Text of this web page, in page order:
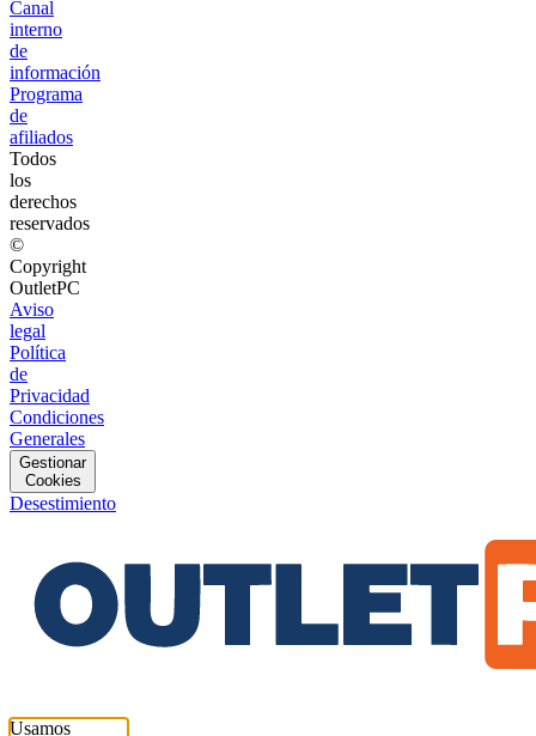
Canal
interno
de
información
Programa
de
afiliados
Todos
los
derechos
reservados
©
Copyright
OutletPC
Aviso
legal
Política
de
Privacidad
Condiciones
Generales
Gestionar
Cookies
Desestimiento
Usamos